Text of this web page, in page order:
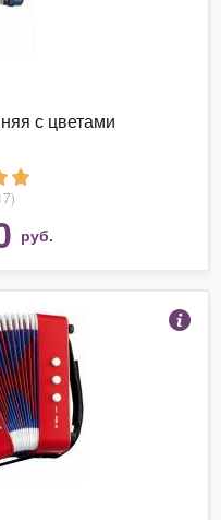
с цветами
руб.